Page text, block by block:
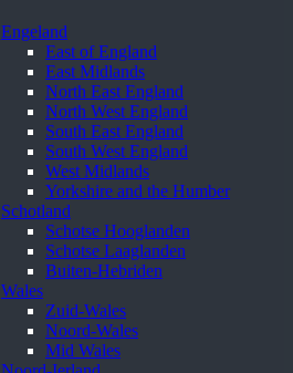
Engeland
East of England
East Midlands
North East England
North West England
South East England
South West England
West Midlands
Yorkshire and the Humber
Schotland
Schotse Hooglanden
Schotse Laaglanden
Buiten-Hebriden
Wales
Zuid-Wales
Noord-Wales
Mid Wales